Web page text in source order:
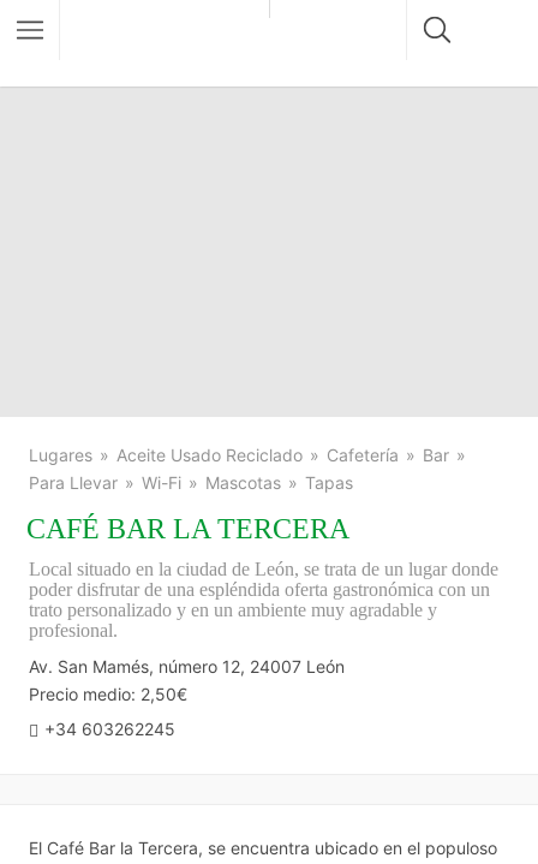
Lugares Aceite Usado Reciclado Cafetería
Bar
Para Llevar
Wi-Fi Mascotas Tapas
CAFÉ BAR LA TERCERA
Local situado en la ciudad de León, se trata de un lugar donde
poder disfrutar de una espléndida oferta gastronómica con un
trato personalizado y en un ambiente muy agradable y
profesional.
Av. San Mamés, número 12, 24007 León
Precio medio: 2,50€
+34 603262245
El Café Bar la Tercera, se encuentra ubicado en el populoso